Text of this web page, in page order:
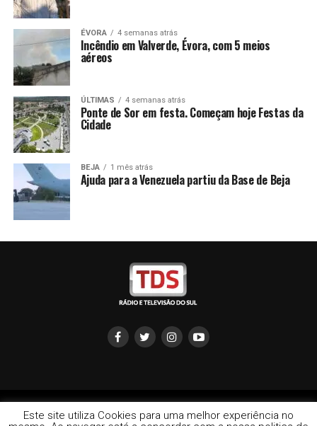
ÉVORA 4 semanas atrás
Incêndio em Valverde, Évora, com 5 meios
aéreos
ÚLTIMAS 4 semanas atrás
Ponte de Sor em festa. Começam hoje Festas da
Cidade
BEJA 1 mês atrás
Ajuda para a Venezuela partiu da Base de Beja
Copyright © 2022 TDS - Rádio e Televisão do Sul | redação:
info@televisaodosul.pt 266702926 |Comercial:
Este site utiliza Cookies para uma melhor experiência no